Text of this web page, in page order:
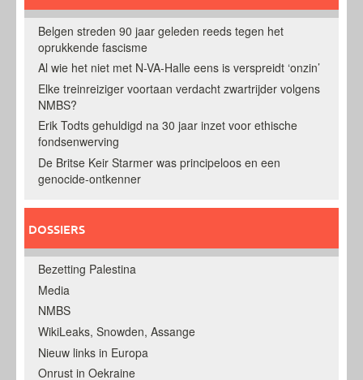
Belgen streden 90 jaar geleden reeds tegen het
oprukkende fascisme
Al wie het niet met N-VA-Halle eens is verspreidt ‘onzin’
Elke treinreiziger voortaan verdacht zwartrijder volgens
NMBS?
Erik Todts gehuldigd na 30 jaar inzet voor ethische
fondsenwerving
De Britse Keir Starmer was principeloos en een
genocide-ontkenner
DOSSIERS
Bezetting Palestina
Media
NMBS
WikiLeaks, Snowden, Assange
Nieuw links in Europa
Onrust in Oekraine